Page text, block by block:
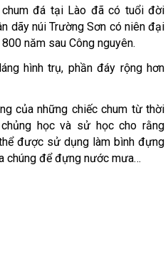
đá tại Lào đã có tuổi đời
dãy núi Trường Sơn có niên đại
năm sau Công nguyên.
hình trụ, phần đáy rộng hơn
của những chiếc chum từ thời
học và sử học cho rằng
được sử dụng làm bình đựng
chúng để đựng nước mưa…